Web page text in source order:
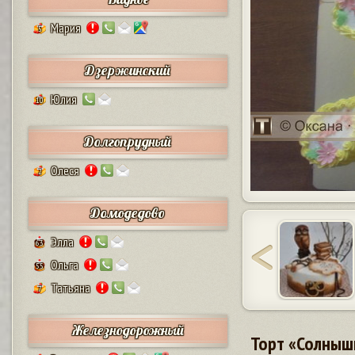
5 Мария
Дзержинский
10 Юлия
Долгопрудный
2 Олеся
Домодедово
63 Элла
55 Ольга
7 Татьяна
Железнодорожный
Торт